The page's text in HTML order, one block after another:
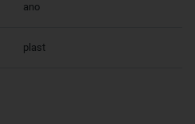
ano
plast